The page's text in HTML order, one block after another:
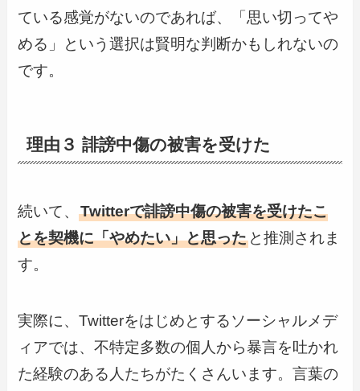
ている感覚がないのであれば、「思い切ってや
める」という選択は賢明な判断かもしれないの
です。
理由３ 誹謗中傷の被害を受けた
続いて、Twitterで誹謗中傷の被害を受けたこ
とを契機に「やめたい」と思った と推測されま
す。
実際に、Twitterをはじめとするソーシャルメデ
ィアでは、不特定多数の個人から暴言を吐かれ
た経験のある人たちがたくさんいます。言葉の